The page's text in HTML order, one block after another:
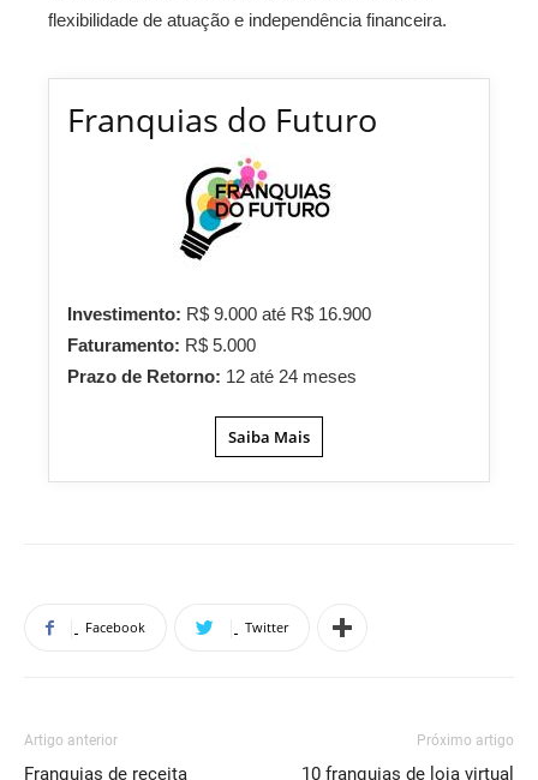
flexibilidade de atuação e independência financeira.
Franquias do Futuro
Investimento: R$ 9.000 até R$ 16.900
Faturamento: R$ 5.000
Prazo de Retorno: 12 até 24 meses
Saiba Mais
Facebook Twitter
Artigo anterior
Franquias de receita
Próximo artigo
10 franquias de loja virtual